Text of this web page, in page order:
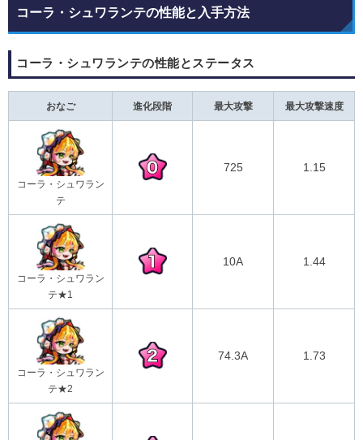
コーラ・シュワランテの性能と入手方法
コーラ・シュワランテの性能とステータス
おなご 進化段階 最大攻撃 最大攻撃速度
コーラ・シュワラン
テ
725 1.15
コーラ・シュワラン
テ★1
10A 1.44
コーラ・シュワラン
テ★2
74.3A 1.73